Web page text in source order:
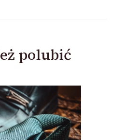
polubić